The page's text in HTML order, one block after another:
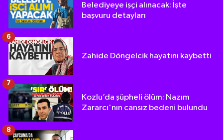
Belediyeye işçi alınacak: İşte
başvuru detayları
Zahide Döngelcik hayatını kaybetti
6
Kozlu’da şüpheli ölüm: Nazım
Zararcı'nın cansız bedeni bulundu
7
8